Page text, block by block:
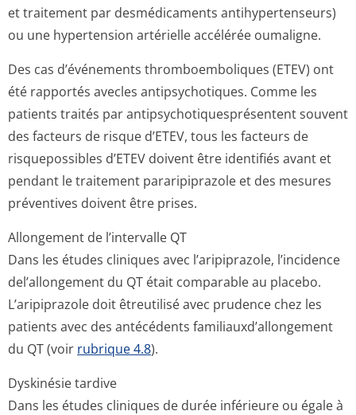
et traitement par desmédicaments antihypertenseurs)
ou une hypertension artérielle accélérée oumaligne.
Des cas d’événements thromboemboliques (ETEV) ont
été rapportés avecles antipsychotiques. Comme les
patients traités par antipsychotiqu­esprésentent souvent
des facteurs de risque d’ETEV, tous les facteurs de
risquepossibles d’ETEV doivent être identifiés avant et
pendant le traitement pararipiprazole et des mesures
préventives doivent être prises.
Allongement de l’intervalle QT
Dans les études cliniques avec l’aripiprazole, l’incidence
del’allongement du QT était comparable au placebo.
L’aripiprazole doit êtreutilisé avec prudence chez les
patients avec des antécédents familiauxd’allon­gement
du QT (voir rubrique 4.8).
Dyskinésie tardive
Dans les études cliniques de durée inférieure ou égale à